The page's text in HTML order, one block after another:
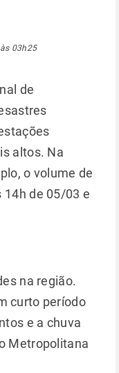
03h25
de
altos. Na
o volume de
14h de 05/03 e
na região.
curto período
e a chuva
Metropolitana